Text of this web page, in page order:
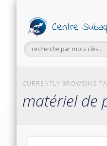
CURRENTLY BROWSING
matériel de